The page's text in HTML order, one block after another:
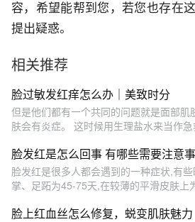
容，希望能帮到您，若您也存在
提出疑惑。
相关推荐
脸过敏发红痒怎么办｜美致时分
但是他们都有一个共同的问题就是面部肌
肤会有炎症。 这时候用生理盐水来当作
脸发红是怎么回事 有哪些需要注意
脸发红是很多人都会遇到的一种症状,有
掌、足跖为45-75天,在较薄的平滑皮肤上
脸上红血丝怎么修复，蜕变肌肤魅力